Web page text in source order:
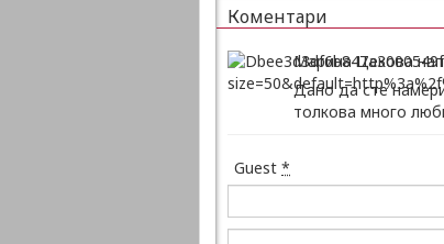
Коментари
Марина Цекова
Дано да сте
толкова много
Guest *